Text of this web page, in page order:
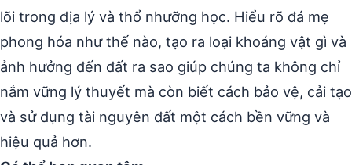
lõi trong địa lý và thổ nhưỡng học. Hiểu rõ đá mẹ
phong hóa như thế nào, tạo ra loại khoáng vật gì và
ảnh hưởng đến đất ra sao giúp chúng ta không chỉ
nắm vững lý thuyết mà còn biết cách bảo vệ, cải tạo
và sử dụng tài nguyên đất một cách bền vững và
hiệu quả hơn.